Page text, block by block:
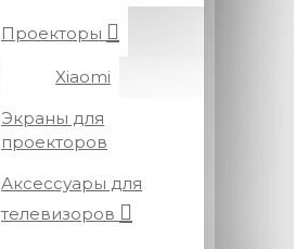
Проекторы
Xiaomi
Экраны для
проекторов
Аксессуары для
телевизоров